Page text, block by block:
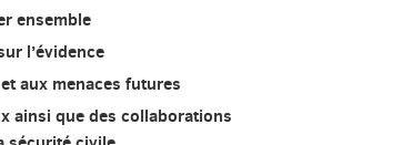
ensemble
l’évidence
aux menaces futures
ainsi que des collaborations